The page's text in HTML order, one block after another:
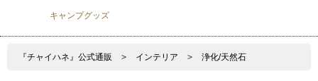
キャンプグッズ
『チャイハネ』公式通販 > インテリア > 浄化/天然石